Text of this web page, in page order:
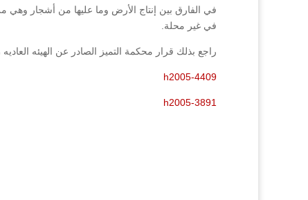
في الفارق بين إنتاج الأرض وما عليها من أشجار
في غير محلة.
راجع بذلك قرار محكمة التميز الصادر عن الهيئه العاديه رقم(4409/2005فصل 21/6/2006).والقرار رقم(3891/2005فصل
h2005-4409
h2005-3891